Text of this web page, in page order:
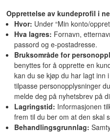
Opprettelse av kundeprofil i
Hvor: Under “Min konto/
Hva lagres: Fornavn,
passord og e-postadresse.
Bruksområde for
benyttes for å opprette en
kan du se kjøp du har lagt inn
tilpasse personopplysninger
melde deg på nyhetsbrev på
Lagringstid: Informasjonen
frem til du ber om at den skal
Behandlingsgrunnlag: